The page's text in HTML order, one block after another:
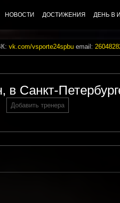
НОВОСТИ ДОСТИЖЕНИЯ ДЕНЬ В
vk.com/vsporte24spbu email:
Санкт-
Добавить тренера